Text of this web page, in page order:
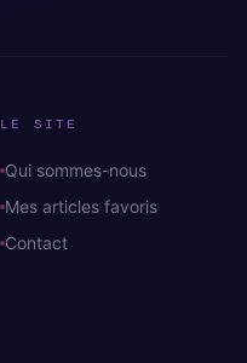
LE SITE
Qui sommes-nous
Mes articles favoris
Contact